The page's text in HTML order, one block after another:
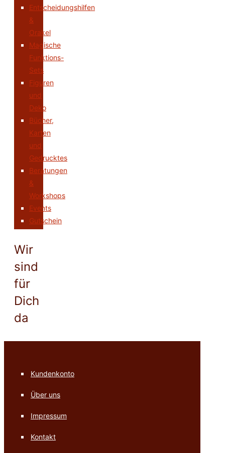
Entscheidungshilfen
&
Orakel
Magische
Funktions-
Sets
Figuren
und
Deko
Bücher,
Karten
und
Gedrucktes
Beratungen
&
Workshops
Events
Gutschein
Wir
sind
für
Dich
da
Kundenkonto
Über uns
Impressum
Kontakt